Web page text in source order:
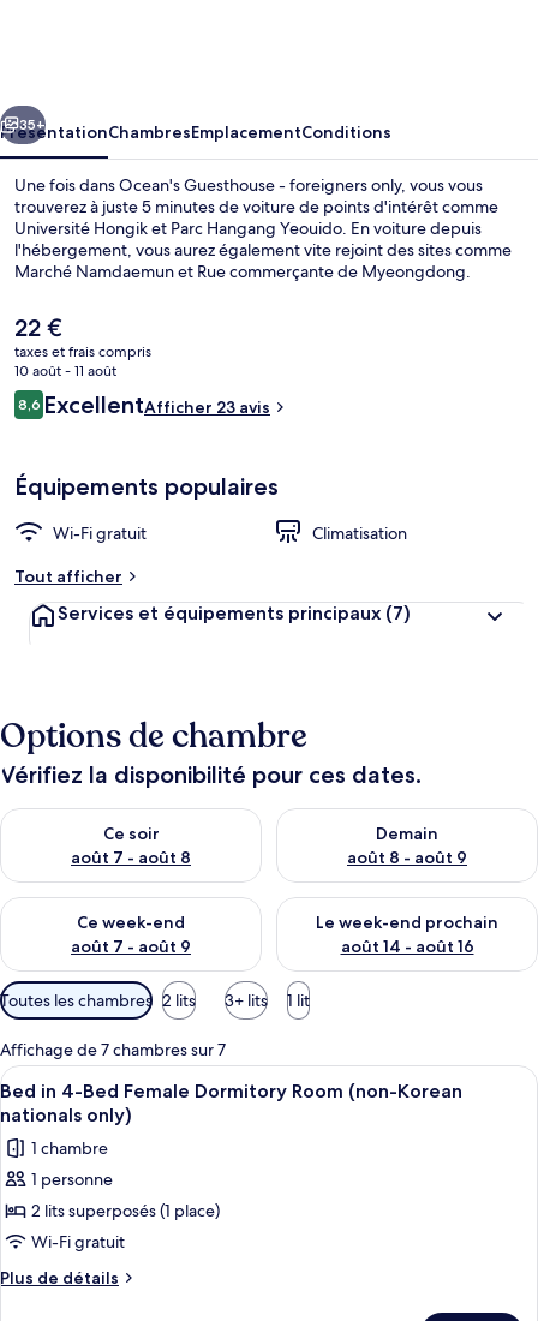
only
Suivant
35+
PrésentationChambresEmplacementConditions
Une fois dans Ocean's Guesthouse - foreigners only, vous vous
trouverez à juste 5 minutes de voiture de points d'intérêt comme
Université Hongik et Parc Hangang Yeouido. En voiture depuis
l'hébergement, vous aurez également vite rejoint des sites comme
Marché Namdaemun et Rue commerçante de Myeongdong.
transports publics : Station Hapjeong se trouve à 8 min et Station
Mangwon, à 10 min.
Le
prix
actuel
est
de
22 €
taxes et frais compris
10 août - 11 août
Avis
voyageurs
8,68,6 sur 10
ExcellentAfficher 23 avis
Équipements populaires
Wi-Fi gratuit
Climatisation
Tout afficher
Services et équipements principaux (7)
Options de chambre
Vérifiez la disponibilité pour ces dates.
Ce soir
août 7 - août 8
Vérifier la disponibilité pour ce soir août 7 - août 8
Demain
août 8 - août 9
Vérifier la disponibilité pour
Ce week-end
août 7 - août 9
Vérifier la disponibilité pour ce week-end août 7 - août 9
Le week-end prochain
août 14 - août 16
Vérifier la disponibilité pour
Filtres
disponibles
pour
les
chambres
Toutes les chambres 2 lits 3+ lits 1 lit
Affichage de 7 chambres sur 7
Afficher
toutes
les
photos
pour
ce
type
de
Une chambre de dortoir avec des
12
Bed in 4-Bed Female Dormitory Room (non-Korean
nationals only)
1 chambre
1 personne
2 lits superposés (1 place)
Wi-Fi gratuit
Plus de détails
Plus